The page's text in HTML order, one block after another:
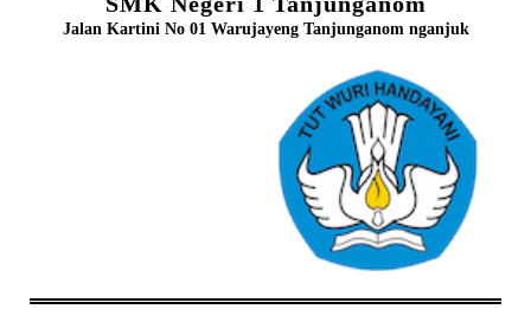
Jalan Kartini No 01 Warujayeng Tanjunganom nganjuk